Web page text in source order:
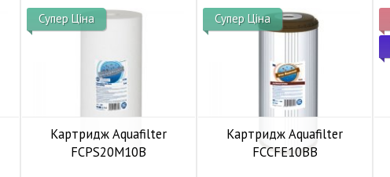
Супер Ціна
Картридж Aquafilter
FCPS20M10B
Супер Ціна
Картридж Aquafilter
FCCFE10BB